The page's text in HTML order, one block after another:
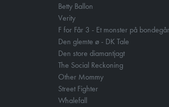
Betty Ballon
Verity
F for Får 3 - Et monster på
Den glemte ø - DK Tale
Den store diamantjagt
The Social Reckoning
Other Mommy
Street Fighter
Whalefall